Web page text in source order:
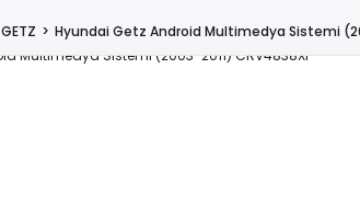
GETZ Hyundai Getz Android Multimedya Sistemi